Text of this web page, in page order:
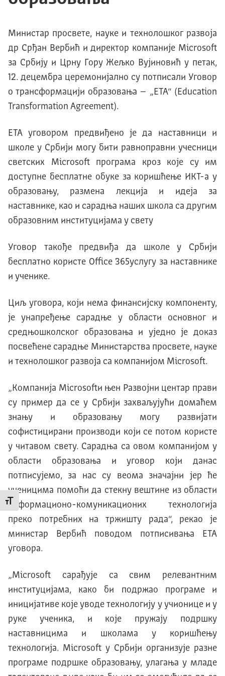
Промени величину слова
Министар просвете, науке и технолошког развоја
др Срђан Вербић и директор компаније Microsoft
за Србију и Црну Гору Жељко Вујиновић у петак,
12. децембра церемонијално су потписали Уговор
о трансформацији образовања – „ЕТА“ (Education
Transformation Agreement).
ЕТА уговором предвиђено је да наставници и
школе у Србији могу бити равноправни учесници
светских Microsoft програма кроз које су им
доступне бесплатне обуке за коришћење ИКТ-а у
образовању, размена лекција и идеја за
наставнике, као и сарадња наших школа са другим
образовним институцијама у свету
Уговор такође предвиђа да школе у Србији
бесплатно користе Office 365услугу за наставнике
и ученике.
Циљ уговора, који нема финансијску компоненту,
је унапређење сарадње у области основног и
средњошколског образовања и уједно је доказ
посвећене сарадње Министарства просвете, науке
и технолошког развоја са компанијом Microsoft.
„Компанија Microsoftи њен Развојни центар прави
су пример да се у Србији захваљујући домаћем
знању и образовању могу развијати
софистицирани производи који се потом користе
у читавом свету. Сарадња са овом компанијом у
области образовања и уговор који данас
потписујемо, за нас су веома значајни јер ће
ученицима помоћи да стекну вештине из области
информационо-комуникационих технологија
преко потребних на тржишту рада“, рекао је
министар Вербић поводом потписивања ЕТА
уговора.
„Microsoft сарађује са свим релевантним
институцијама, како би подржао програме и
иницијативе које уводе технологију у учионице и у
руке ученика, и које пружају подршку
наставницима и школама у коришћењу
технологија. Microsoft у Србији организује разне
програме подршке образовању, улагања у младе